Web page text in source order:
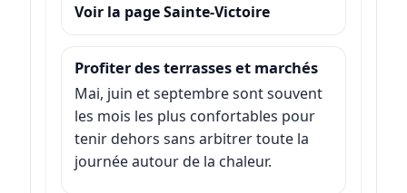
Voir la page Sainte-Victoire
Profiter des terrasses et marchés
Mai, juin et septembre sont souvent
les mois les plus confortables pour
tenir dehors sans arbitrer toute la
journée autour de la chaleur.